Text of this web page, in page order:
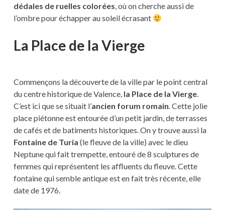
dédales de ruelles colorées, où on cherche aussi de
l’ombre pour échapper au soleil écrasant
La Place de la Vierge
Commençons la découverte de la ville par le point central
du centre historique de Valence, la Place de la Vierge.
C’est ici que se situait l’ancien forum romain. Cette jolie
place piétonne est entourée d’un petit jardin, de terrasses
de cafés et de batiments historiques. On y trouve aussi la
Fontaine de Turia (le fleuve de la ville) avec le dieu
Neptune qui fait trempette, entouré de 8 sculptures de
femmes qui représentent les affluents du fleuve. Cette
fontaine qui semble antique est en fait très récente, elle
date de 1976.